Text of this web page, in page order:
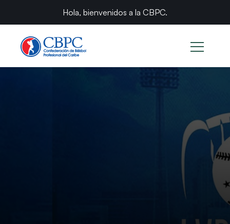
Hola, bienvenidos a la CBPC.